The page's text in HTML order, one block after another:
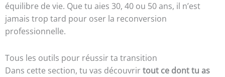
équilibre de vie. Que tu aies 30, 40 ou 50 ans, il n’est
jamais trop tard pour oser la reconversion
professionnelle.
Tous les outils pour réussir ta transition
Dans cette section, tu vas découvrirtout ce dont tu as